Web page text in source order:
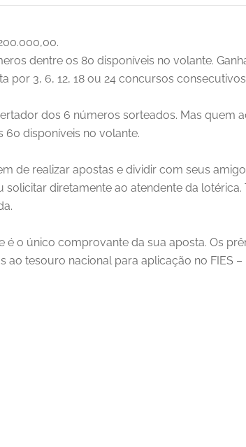
dentre os 80 disponíveis no volante.
3, 6, 12, 18 ou 24 concursos
dos 6 números sorteados. Mas quem
60 disponíveis no volante.
de realizar apostas e dividir com seus
diretamente ao atendente da
é o único comprovante da sua aposta. Os
tesouro nacional para aplicação no FIES